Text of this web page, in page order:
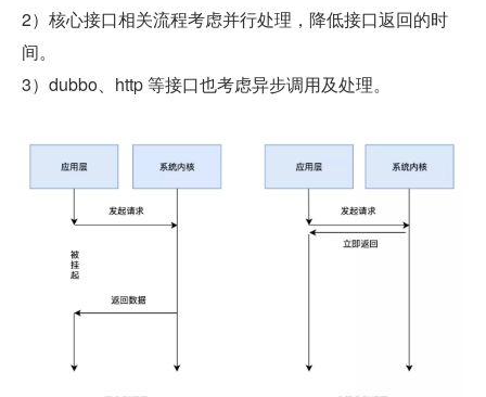
2）核心接口相关流程考虑并行处理，降低接口返回的时
间。
3）dubbo、http 等接口也考虑异步调用及处理。